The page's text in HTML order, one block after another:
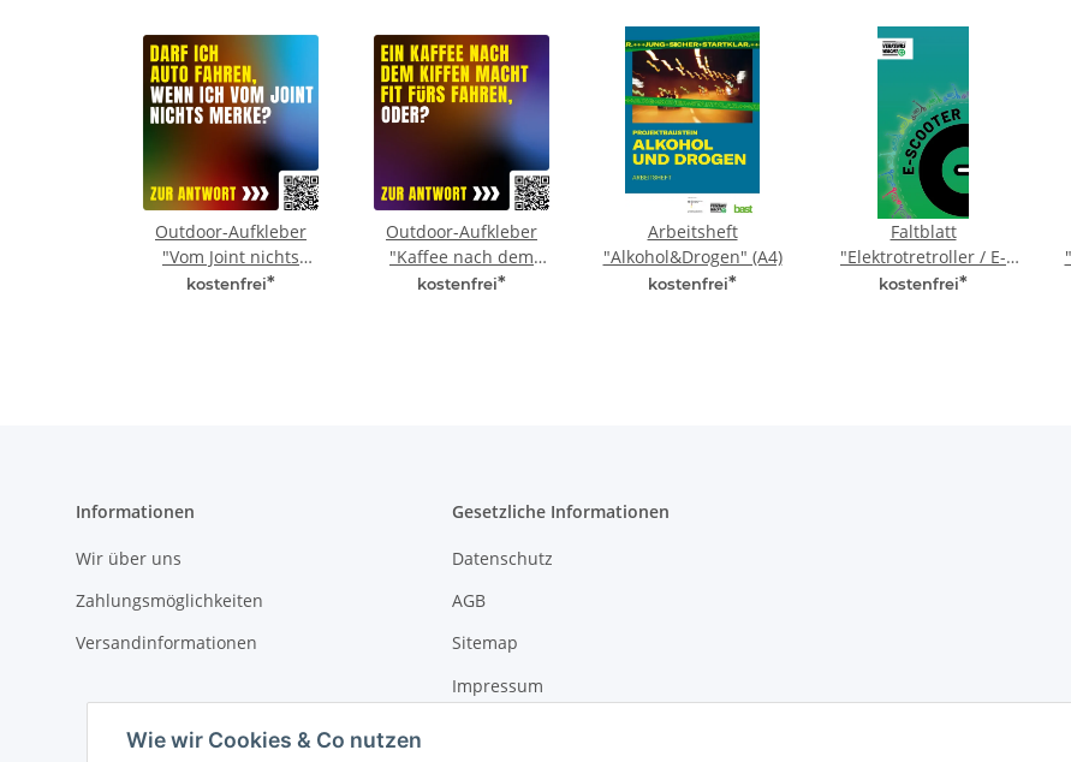
Wie wir Cookies & Co nutzen
Outdoor-Aufkleber
"Vom Joint nichts
merken" (Quadrat)
kostenfrei*
Outdoor-Aufkleber
"Kaffee nach dem
Kiffen" (Quadrat)
kostenfrei*
Arbeitsheft
"Alkohol&Drogen" (A4)
kostenfrei*
Faltblatt
"Elektrotretroller / E-
Scooter" (DIN lang)
kostenfrei*
Informationen
Wir über uns
Zahlungsmöglichkeiten
Versandinformationen
Gesetzliche Informationen
Datenschutz
AGB
Sitemap
Impressum